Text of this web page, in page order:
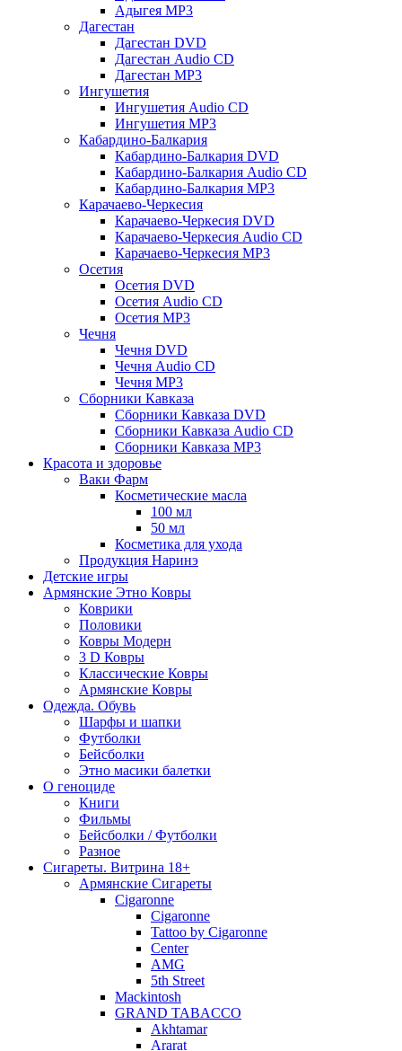
Адыгея MP3
Дагестан
Дагестан DVD
Дагестан Audio CD
Дагестан MP3
Ингушетия
Ингушетия Audio CD
Ингушетия MP3
Кабардино-Балкария
Кабардино-Балкария DVD
Кабардино-Балкария Audio CD
Кабардино-Балкария MP3
Карачаево-Черкесия
Карачаево-Черкесия DVD
Карачаево-Черкесия Audio CD
Карачаево-Черкесия MP3
Осетия
Осетия DVD
Осетия Audio CD
Осетия MP3
Чечня
Чечня DVD
Чечня Audio CD
Чечня MP3
Сборники Кавказа
Сборники Кавказа DVD
Сборники Кавказа Audio CD
Сборники Кавказа MP3
Красота и здоровье
Ваки Фарм
Косметические масла
100 мл
50 мл
Косметика для ухода
Продукция Наринэ
Детские игры
Армянские Этно Ковры
Коврики
Половики
Ковры Модерн
3 D Ковры
Классические Ковры
Армянские Ковры
Одежда. Обувь
Шарфы и шапки
Футболки
Бейсболки
Этно масики балетки
О геноциде
Книги
Фильмы
Бейсболки / Футболки
Разное
Сигареты. Витрина 18+
Армянские Сигареты
Cigaronne
Cigaronne
Tattoo by Cigaronne
Center
AMG
5th Street
Mackintosh
GRAND TABACCO
Akhtamar
Ararat